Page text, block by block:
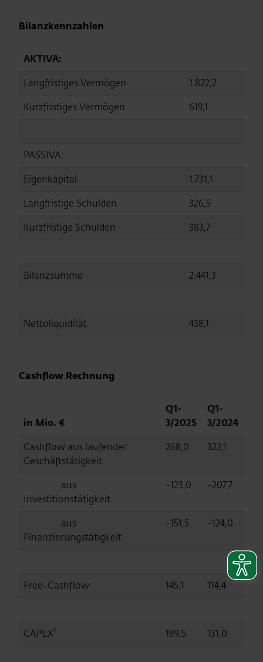
Bilanzkennzahlen
AKTIVA:
Langfristiges Vermögen
1.822,2
Kurzfristiges Vermögen
619,1
PASSIVA:
Eigenkapital
1.731,1
Langfristige Schulden
326,5
Kurzfristige Schulden
383,7
Bilanzsumme 2.441,3
Nettoliquidität 438,1
Cashflow Rechnung
in Mio. €
Q1-
3/2025
Q1-
3/2024
Cashflow aus laufender
Geschäftstätigkeit
268,0 322,1
aus
Investitionstätigkeit
-123,0 -207,7
aus
Finanzierungstätigkeit
-151,5 -124,0
Free-Cashflow 145,1 114,4
CAPEX1 199,5 131,0